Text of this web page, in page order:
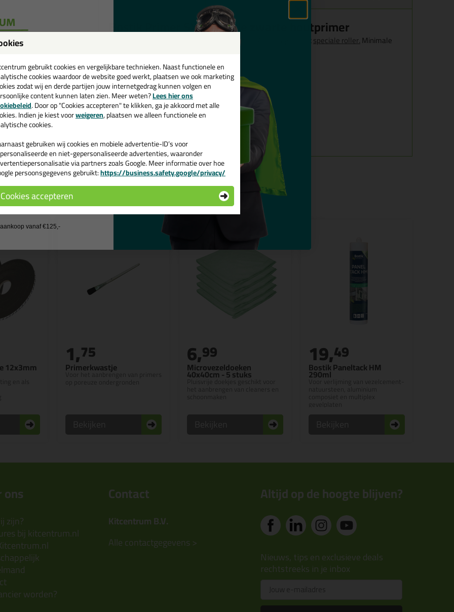
BostikPrimer SX Black, de zwarte houtprimer
Zwarte primer voor houten draagconstructies. Aanbrengen metspeciale roller.Minimale
Geschikt voor verwerking binnen en buiten.
Kenmerken
Verbetert de lijmhechting
UV- en waterbestendig
12x3mm
en als
Primerkwastje
Voor het aanbrengen van primers
1,75
Microvezeldoeken
40x40cm - 5 stuks
Pluisvrije doekjes geschikt voor
6,99
Bostik Paneltack HM
290ml
Voor verlijming van vezelcement-
19,49
ons
zijn?
bij kitcentrum.nl
worden?
Contact
Kitcentrum B.V.
Alle contactgegevens >
Altijd op de hoogte blijven?
Nieuws, tips en exclusieve deals
rechtstreeks in je inbox
gebruikt cookies en vergelijkbare technieken. Naast functionele en
cookies waardoor de website goed werkt, plaatsen we ook marketing
zodat wij en derde partijen jouw internetgedrag kunnen volgen en
content kunnen laten zien. Meer weten?Lees hier ons
. Door op "Cookies accepteren" te klikken, ga je akkoord met alle
Indien je kiest voorweigeren, plaatsen we alleen functionele en
cookies.
gebruiken wij cookies en mobiele advertentie-ID’s voor
en niet-gepersonaliseerde advertenties, waaronder
via partners zoals Google. Meer informatie over hoe
persoonsgegevens gebruikt:https://business.safety.google/privacy/
Cookies accepteren
💚
en ontvang een
€35,-bij je eerste bestelling!
de actiecode ›
geen cadeau
vanaf €125,-